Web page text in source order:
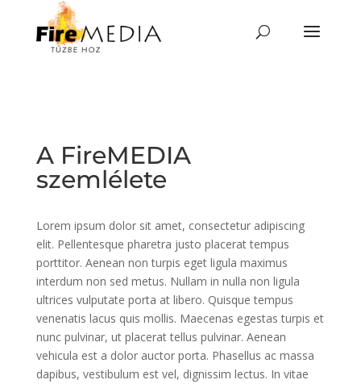
content
A FireMEDIA
szemlélete
Lorem ipsum dolor sit amet, consectetur adipiscing
elit. Pellentesque pharetra justo placerat tempus
porttitor. Aenean non turpis eget ligula maximus
interdum non sed metus. Nullam in nulla non ligula
ultrices vulputate porta at libero. Quisque tempus
venenatis lacus quis mollis. Maecenas egestas turpis et
nunc pulvinar, ut placerat tellus pulvinar. Aenean
vehicula est a dolor auctor porta. Phasellus ac massa
dapibus, vestibulum est vel, dignissim lectus. In vitae